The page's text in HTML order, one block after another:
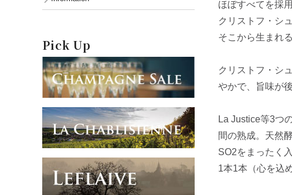
ほぼすべてを採
クリストフ・シ
そこから生まれ
クリストフ・シ
やかで、旨味が
La Justice等3つ
間の熟成。天然
SO2をまったく
1本1本（心を込
Pick Up